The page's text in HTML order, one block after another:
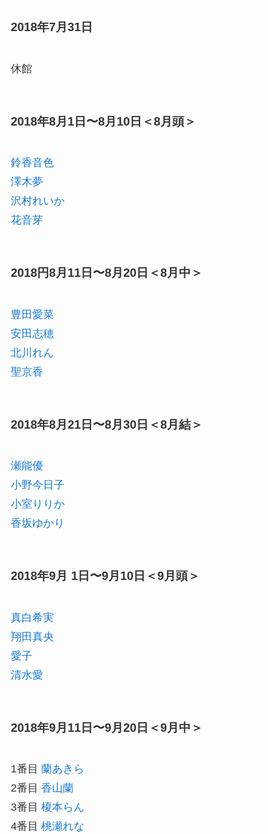
2018年7月31日
休館
2018年8月1日〜8月10日＜8月頭＞
鈴香音色
澤木夢
沢村れいか
花音芽
2018円8月11日〜8月20日＜8月中＞
豊田愛菜
安田志穂
北川れん
聖京香
2018年8月21日〜8月30日＜8月結＞
瀬能優
小野今日子
小室りりか
香坂ゆかり
2018年9月 1日〜9月10日＜9月頭＞
真白希実
翔田真央
愛子
清水愛
2018年9月11日〜9月20日＜9月中＞
1番目 蘭あきら
2番目 香山蘭
3番目 榎本らん
4番目 桃瀬れな